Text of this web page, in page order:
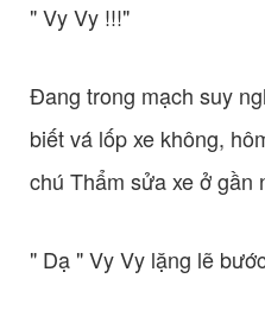
" Vy Vy !!!"
Đang trong mạch suy
biết vá lốp xe không,
chú Thẩm sửa xe ở gần
" Dạ " Vy Vy lặng lẽ